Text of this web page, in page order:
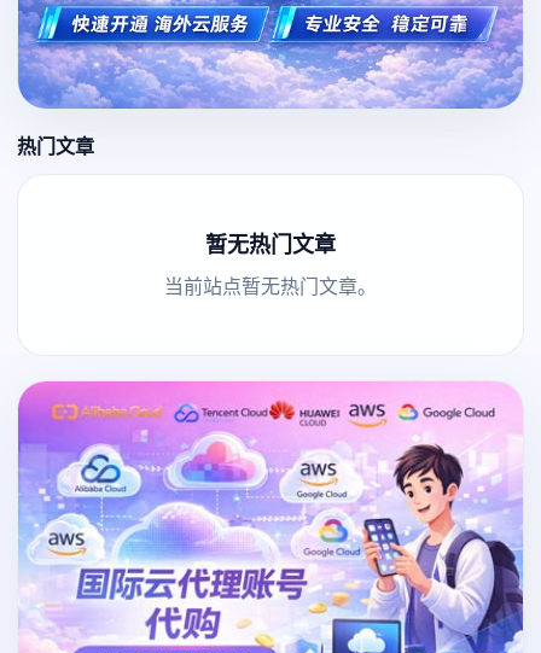
热门文章
暂无热门文章
当前站点暂无热门文章。